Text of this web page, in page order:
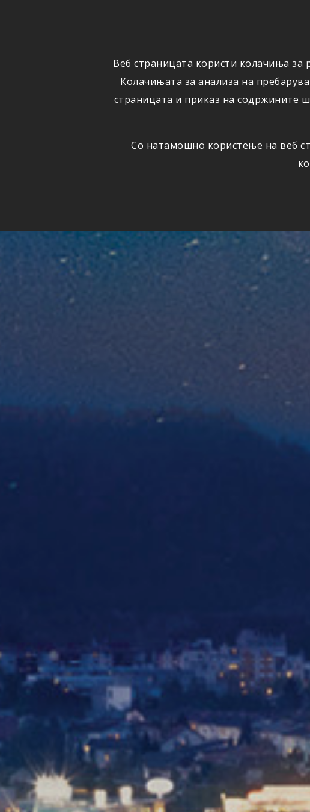
Веб страницата користи колачиња за
Колачињата за анализа на
страницата и приказ на содржините
Со натамошно користење на веб
ОСИГУРУВАЊЕ ШТЕТИ